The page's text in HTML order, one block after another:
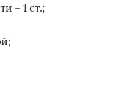
– 1 ст.;